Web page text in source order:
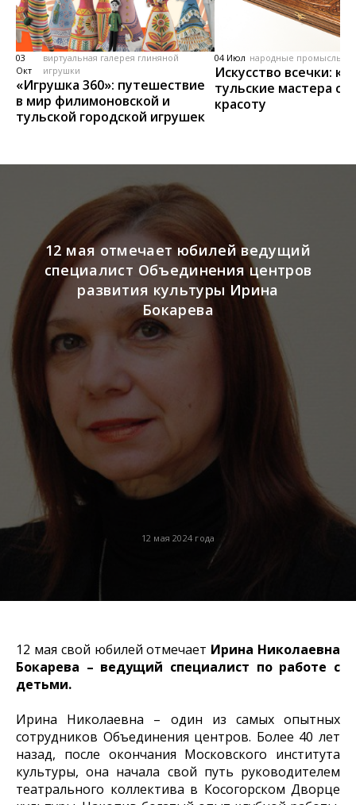
03
Окт
виртуальная галерея глиняной
игрушки
«Игрушка 360»: путешествие
в мир филимоновской и
тульской городской игрушек
04 Июл народные промыслы,
Искусство всечки: как
тульские мастера
красоту
12 мая 2024 года
12 мая отмечает юбилей ведущий
специалист Объединения центров
развития культуры Ирина
Бокарева
12 мая свой юбилей отмечает Ирина Николаевна
Бокарева – ведущий специалист по работе с
детьми.
Ирина Николаевна – один из самых опытных
сотрудников Объединения центров. Более 40 лет
назад, после окончания Московского института
культуры, она начала свой путь руководителем
театрального коллектива в Косогорском Дворце